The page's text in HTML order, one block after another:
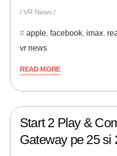
VR News
apple, facebook, imax,
vr news
READ MORE
Start 2 Play &
Gateway pe 25 si